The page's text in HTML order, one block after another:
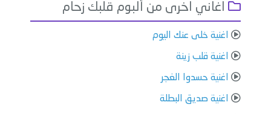
اغاني اخرى من ألبوم قلبك زحام
اغنية خلى عنك اليوم
اغنية قلب زينة
اغنية حسدوا الغجر
اغنية صديق البطلة